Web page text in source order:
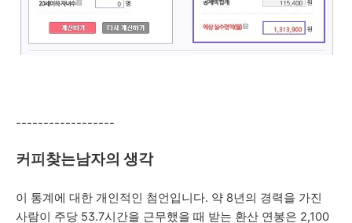
------------------
커피찾는남자의 생각
이 통계에 대한 개인적인 첨언입니다. 약 8년의 경력을 가진
사람이 주당 53.7시간을 근무했을 때 받는 환산 연봉은 2,100